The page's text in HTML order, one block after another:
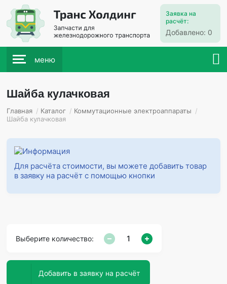
Заявка на
расчёт:
Добавлено: 0
меню
Шайба кулачковая
Главная / Каталог / Коммутационные электроаппараты /
Шайба кулачковая
Для расчёта стоимости, вы можете добавить товар
в заявку на расчёт с помощью кнопки
Выберите количество:
Добавить в заявку на расчёт